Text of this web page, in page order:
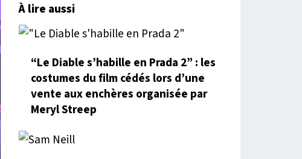
À lire aussi
“Le Diable s’habille en Prada 2” : les
costumes du film cédés lors d’une
vente aux enchères organisée par
Meryl Streep